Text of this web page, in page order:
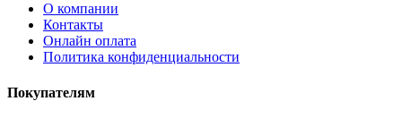
О компании
Контакты
Онлайн оплата
Политика конфиденциальности
Покупателям